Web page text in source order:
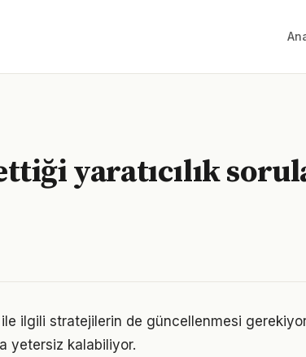
yaratıcılık
ile ilgili stratejilerin de güncellenmesi
yetersiz kalabiliyor.